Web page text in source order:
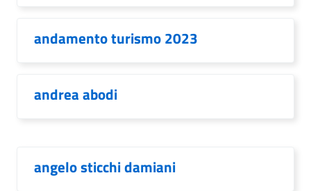
andamento turismo 2023
andrea abodi
angelo sticchi damiani